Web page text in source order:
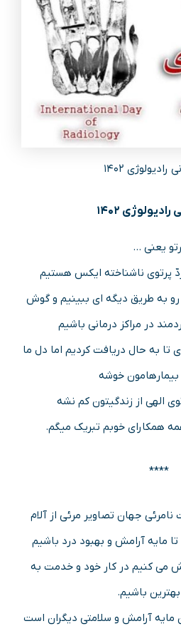
۱۴۰۲
۱۴۰۲
یعنی …
پرتوی ناشناخته ایکس هستیم
به طریق دیگه ای ببینیم و گوش
در مراکز درمانی باشیم
به حال دریافت کردیم اما دل ما
خوشه
الهی از زندگیتون کم نشه
همکارای خوبم تبریک میگم.
****
نامرئی جهان تصاویر مرئی از آلام
مایه آرامش و بهبود درد باشیم
می کنیم در کار خود و خدمت به
باشیم.
مایه آرامش و سلامتی دیگران است